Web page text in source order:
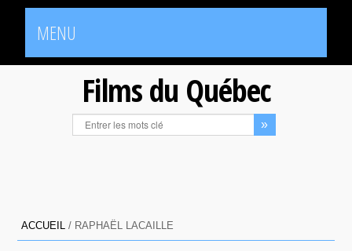
MENU
Films du Québec
ACCUEIL / RAPHAËL LACAILLE